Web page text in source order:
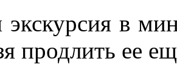
экскурсия в
продлить ее